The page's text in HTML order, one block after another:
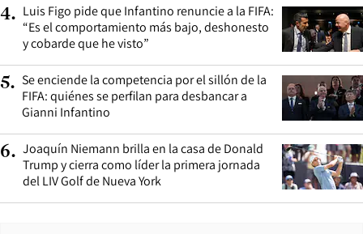
4. Luis Figo pide que Infantino renuncie a la FIFA:
“Es el comportamiento más bajo, deshonesto
y cobarde que he visto”
5. Se enciende la competencia por el sillón de la
FIFA: quiénes se perfilan para desbancar a
Gianni Infantino
6. Joaquín Niemann brilla en la casa de Donald
Trump y cierra como líder la primera jornada
del LIV Golf de Nueva York